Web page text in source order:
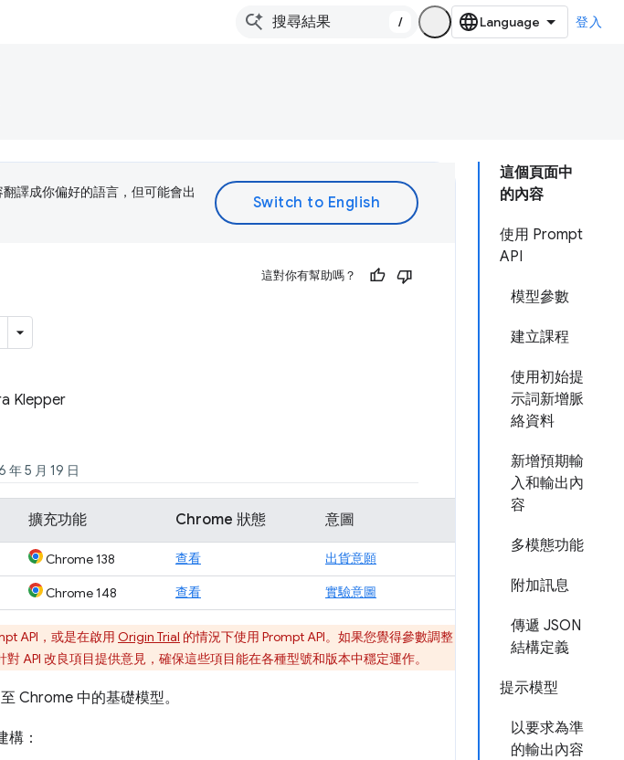
/ 登入
這個頁面中
的內容
使用 Prompt
API
模型參數
建立課程
使用初始提
示詞新增脈
絡資料
新增預期輸
入和輸出內
容
多模態功能
附加訊息
傳遞 JSON
結構定義
提示模型
以要求為準
的輸出內容
譯成你偏好的語言，但可能會出
這對你有幫助嗎？
Klepper
5 月 19 日
擴充功能 Chrome 狀態 意圖
Chrome 138 查看 出貨意願
Chrome 148 查看 實驗意圖
API，或是在啟用 Origin Trial 的情況下使用 Prompt API。如果您覺得參數調整
對 API 改良項目提供意見，確保這些項目能在各種型號和版本中穩定運作。
Chrome 中的基礎模型。
：